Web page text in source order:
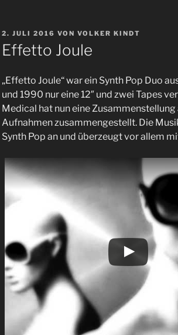
VERÖFFENTLICHT
AM
2. JULI 2016 VON VOLKER KINDT
Effetto Joule
„Effetto Joule“ war ein Synth Pop Duo
und 1990 nur eine 12″ und zwei Tapes
Medical hat nun eine
Aufnahmen zusammengestellt. Die
Synth Pop an und überzeugt vor allem